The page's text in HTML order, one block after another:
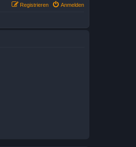
Anmelden
Registrieren